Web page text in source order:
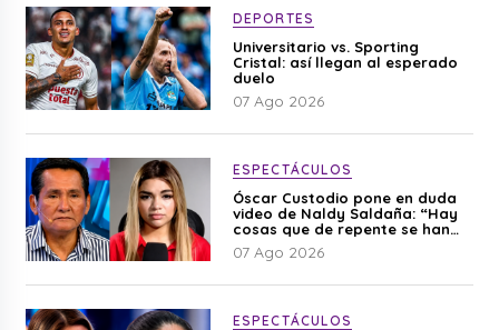
DEPORTES
Universitario vs. Sporting
Cristal: así llegan al esperado
duelo
07 Ago 2026
ESPECTÁCULOS
Óscar Custodio pone en duda
video de Naldy Saldaña: “Hay
cosas que de repente se han
editado”
07 Ago 2026
ESPECTÁCULOS